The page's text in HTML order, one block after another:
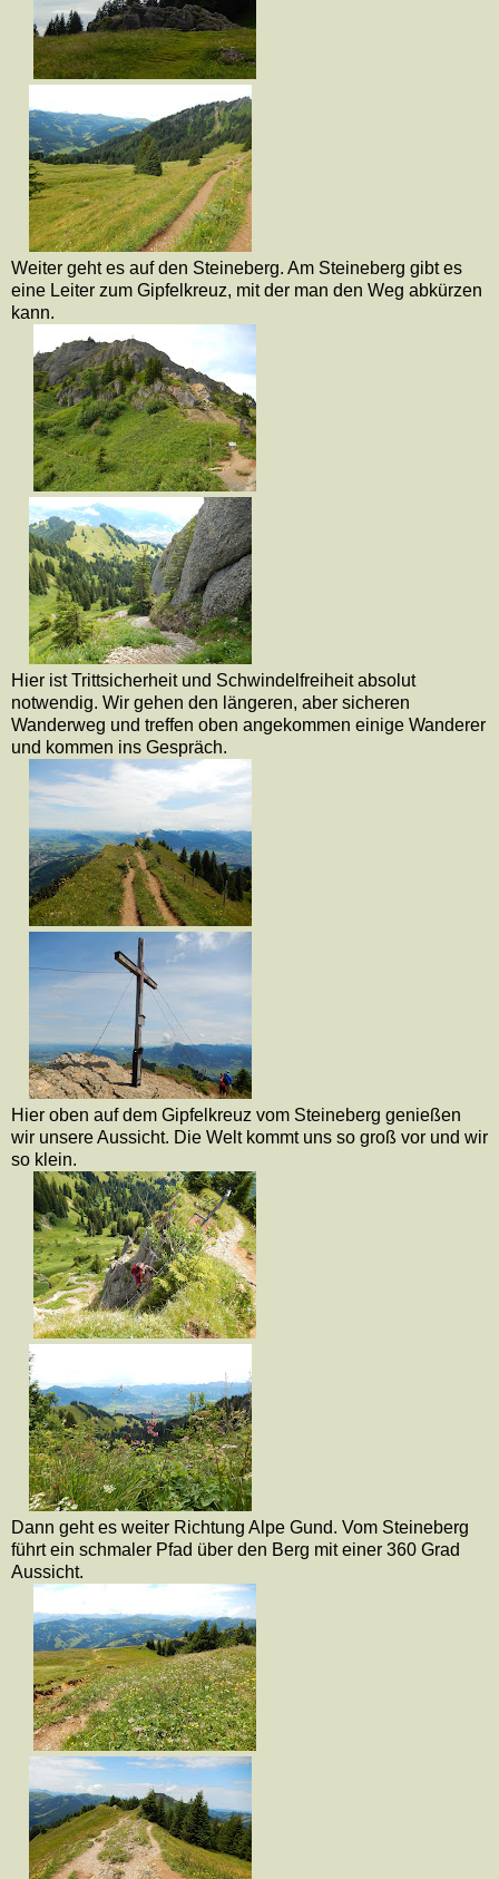
Weiter geht es auf den Steineberg. Am Steineberg gibt es
eine Leiter zum Gipfelkreuz, mit der man den Weg abkürzen
kann.
Hier ist Trittsicherheit und Schwindelfreiheit absolut
notwendig. Wir gehen den längeren, aber sicheren
Wanderweg und treffen oben angekommen einige Wanderer
und kommen ins Gespräch.
Hier oben auf dem Gipfelkreuz vom Steineberg genießen
wir unsere Aussicht. Die Welt kommt uns so groß vor und wir
so klein.
Dann geht es weiter Richtung Alpe Gund. Vom Steineberg
führt ein schmaler Pfad über den Berg mit einer 360 Grad
Aussicht.